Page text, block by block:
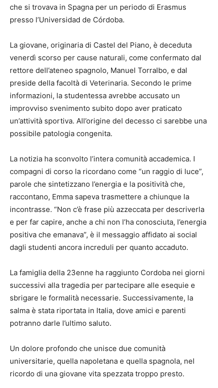
che si trovava in Spagna per un periodo di Erasmus
presso l’Universidad de Córdoba.
La giovane, originaria di Castel del Piano, è deceduta
venerdì scorso per cause naturali, come confermato dal
rettore dell’ateneo spagnolo, Manuel Torralbo, e dal
preside della facoltà di Veterinaria. Secondo le prime
informazioni, la studentessa avrebbe accusato un
improvviso svenimento subito dopo aver praticato
un’attività sportiva. All’origine del decesso ci sarebbe una
possibile patologia congenita.
La notizia ha sconvolto l’intera comunità accademica. I
compagni di corso la ricordano come “un raggio di luce”,
parole che sintetizzano l’energia e la positività che,
raccontano, Emma sapeva trasmettere a chiunque la
incontrasse. “Non c’è frase più azzeccata per descriverla
e per far capire, anche a chi non l’ha conosciuta, l’energia
positiva che emanava”, è il messaggio affidato ai social
dagli studenti ancora increduli per quanto accaduto.
La famiglia della 23enne ha raggiunto Cordoba nei giorni
successivi alla tragedia per partecipare alle esequie e
sbrigare le formalità necessarie. Successivamente, la
salma è stata riportata in Italia, dove amici e parenti
potranno darle l’ultimo saluto.
Un dolore profondo che unisce due comunità
universitarie, quella napoletana e quella spagnola, nel
ricordo di una giovane vita spezzata troppo presto.